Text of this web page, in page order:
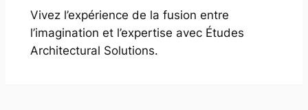
Vivez l’expérience de la fusion entre
l’imagination et l’expertise avec Études
Architectural Solutions.